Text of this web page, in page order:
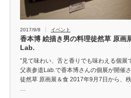
2017/9/8 イベント
香本博 絵描き男の料理徒然草 原画
Lab.
”見て味わい、舌と香りでも味わえる個展
父表参道Lab.で香本博さんの個展が開催
徒然草 原画展＆食 2017年9月7日から、
…